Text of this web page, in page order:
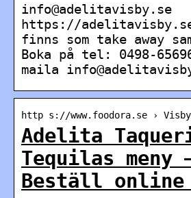
info@adelitavisby.se
https://
finns som take away
Boka på tel: 0498-
maila
http s://www.foodora.se › Visby
Adelita
Tequilas meny
Beställ